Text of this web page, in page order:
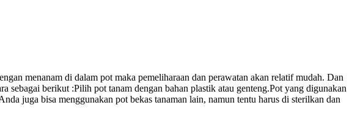
menanam di dalam pot maka pemeliharaan dan perawatan akan relatif mudah. Dan
sebagai berikut :Pilih pot tanam dengan bahan plastik atau genteng.Pot yang digunakan
juga bisa menggunakan pot bekas tanaman lain, namun tentu harus di sterilkan dan